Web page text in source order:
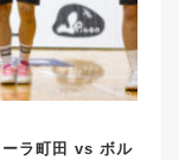
ーラ町田 vs ボル